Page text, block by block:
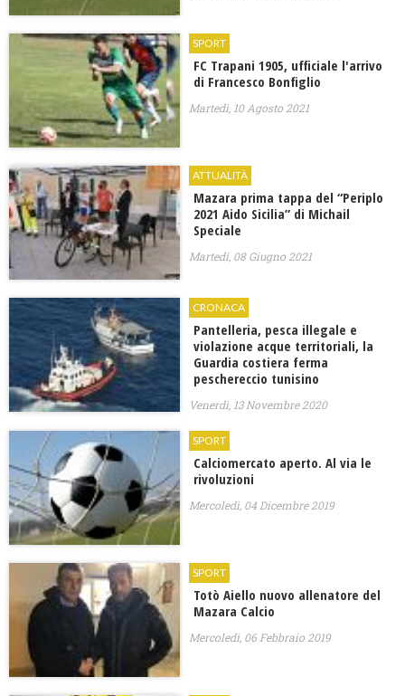
SPORT
FC Trapani 1905, ufficiale l'arrivo
di Francesco Bonfiglio
Martedì, 10 Agosto 2021
ATTUALITÀ
Mazara prima tappa del “Periplo
2021 Aido Sicilia” di Michail
Speciale
Martedì, 08 Giugno 2021
CRONACA
Pantelleria, pesca illegale e
violazione acque territoriali, la
Guardia costiera ferma
peschereccio tunisino
Venerdì, 13 Novembre 2020
SPORT
Calciomercato aperto. Al via le
rivoluzioni
Mercoledì, 04 Dicembre 2019
SPORT
Totò Aiello nuovo allenatore del
Mazara Calcio
Mercoledì, 06 Febbraio 2019